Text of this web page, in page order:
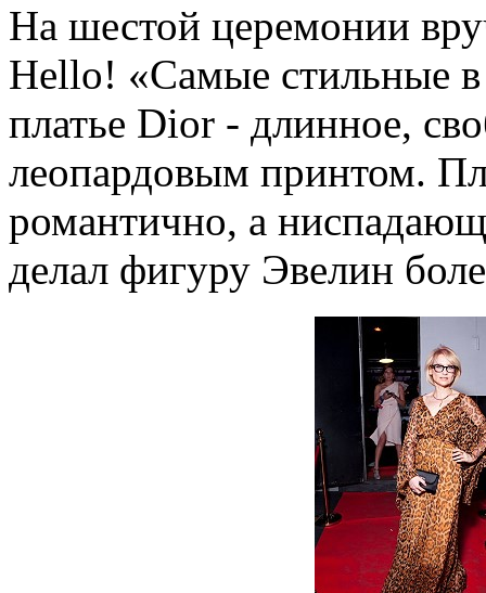
На шестой церемонии
Hello! «Самые стильные
платье Dior - длинное,
леопардовым принтом.
романтично, а
делал фигуру Эвелин